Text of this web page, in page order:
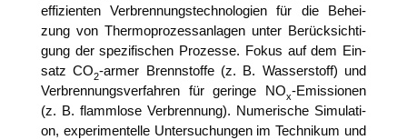
ef­fi­zi­en­ten Ver­bren­nungs­tech­no­lo­gien für die Behei­
zung von Ther­mo­pro­zess­an­la­gen unter Berück­sich­ti­
gung der spe­zi­fi­schen Pro­zes­se. Fokus auf dem Ein­
satz CO2-armer Brenn­stof­fe (z. B. Was­ser­stoff) und
Ver­bren­nungs­ver­fah­ren für gerin­ge NOx-Emis­sio­nen
(z. B. flamm­lo­se Ver­bren­nung). Nume­ri­sche Simu­la­ti­
on, expe­ri­men­tel­le Unter­su­chun­gen im Tech­ni­kum und